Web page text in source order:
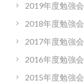
2019年度勉強会
2018年度勉強会
2017年度勉強会
2016年度勉強会
2015年度勉強会